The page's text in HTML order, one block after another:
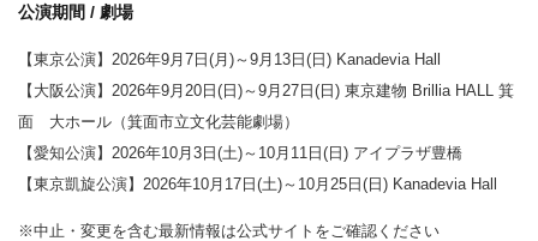
公演期間 / 劇場
【東京公演】2026年9月7日(月)～9月13日(日) Kanadevia Hall
【大阪公演】2026年9月20日(日)～9月27日(日) 東京建物 Brillia HALL 箕
面 大ホール（箕面市立文化芸能劇場）
【愛知公演】2026年10月3日(土)～10月11日(日) アイプラザ豊橋
【東京凱旋公演】2026年10月17日(土)～10月25日(日) Kanadevia Hall
※中止・変更を含む最新情報は公式サイトをご確認ください